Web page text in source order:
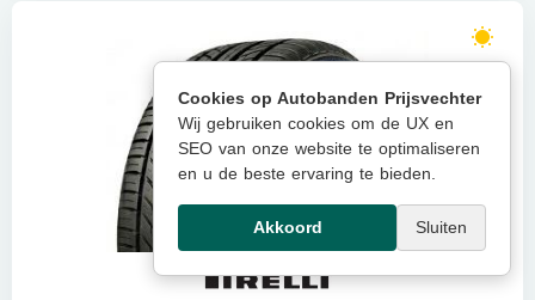
Cookies op Autobanden Prijsvechter
Wij gebruiken cookies om de UX en
SEO van onze website te optimaliseren
en u de beste ervaring te bieden.
Akkoord Sluiten